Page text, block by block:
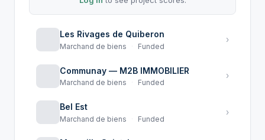
Les Rivages de Quiberon
Marchand de biens Funded
›
Communay — M2B IMMOBILIER
Marchand de biens Funded
›
Bel Est
Marchand de biens Funded
›